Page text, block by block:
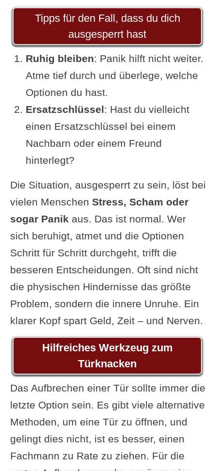
Video-Kurzfassung:
Türschloss knacken mit Karte
Variante: Verschlossene Tür
knacken mit Colaflasche
Einsatz des Drahtes
Variante Briefkastenschlitz
Schlüssel steckt von innen
Die letzten Möglichkeiten:
Einbrecherwerkzeug oder
Brecheisen
Einbrecherwerkzeug:
Abgeschlossene Tür
Wer mehr Zeit hat: Die
Schlagschlüssel-Methode
Fenster oder Terrassentür auf
Kipp? So geht es hinein!
Türklinke ab oder kaputt – Tür zu:
was tun?
Warum funktioniert das
Abschrauben der Türklinke?
Einfach, ohne Schaden, teuer: der
Schlüsseldienst
Tipps für den Fall, dass du dich
ausgesperrt hast
Ruhig bleiben: Panik hilft nicht weiter.
Atme tief durch und überlege, welche
Optionen du hast.
Ersatzschlüssel: Hast du vielleicht
einen Ersatzschlüssel bei einem
Nachbarn oder einem Freund
hinterlegt?
Die Situation, ausgesperrt zu sein, löst bei
vielen Menschen Stress, Scham oder
sogar Panik aus. Das ist normal. Wer
sich beruhigt, atmet und die Optionen
Schritt für Schritt durchgeht, trifft die
besseren Entscheidungen. Oft sind nicht
die physischen Hindernisse das größte
Problem, sondern die innere Unruhe. Ein
klarer Kopf spart Geld, Zeit – und Nerven.
Hilfreiches Werkzeug zum
Türknacken
Das Aufbrechen einer Tür sollte immer die
letzte Option sein. Es gibt viele alternative
Methoden, um eine Tür zu öffnen, und
gelingt dies nicht, ist es besser, einen
Fachmann zu Rate zu ziehen. Für die